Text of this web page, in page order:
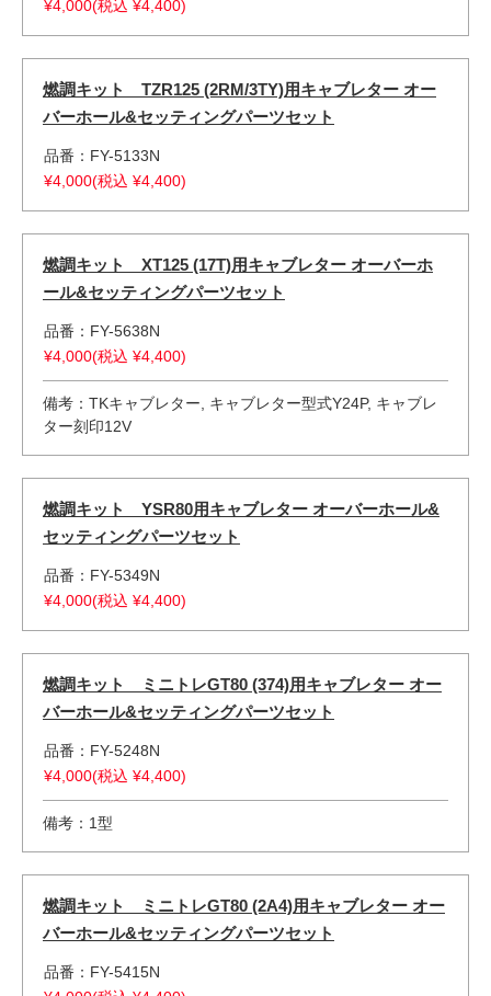
¥4,000(税込 ¥4,400)
燃調キット TZR125 (2RM/3TY)用キャブレター オー
バーホール&セッティングパーツセット
品番：FY-5133N
¥4,000(税込 ¥4,400)
燃調キット XT125 (17T)用キャブレター オーバーホ
ール&セッティングパーツセット
品番：FY-5638N
¥4,000(税込 ¥4,400)
備考：TKキャブレター, キャブレター型式Y24P, キャブレ
ター刻印12V
燃調キット YSR80用キャブレター オーバーホール&
セッティングパーツセット
品番：FY-5349N
¥4,000(税込 ¥4,400)
燃調キット ミニトレGT80 (374)用キャブレター オー
バーホール&セッティングパーツセット
品番：FY-5248N
¥4,000(税込 ¥4,400)
備考：1型
燃調キット ミニトレGT80 (2A4)用キャブレター オー
バーホール&セッティングパーツセット
品番：FY-5415N